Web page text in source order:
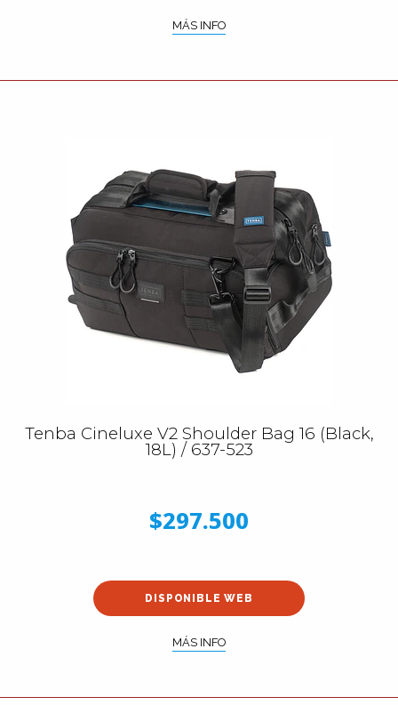
MÁS INFO
Tenba Cineluxe V2 Shoulder Bag 16 (Black,
18L) / 637-523
$297.500
DISPONIBLE WEB
MÁS INFO